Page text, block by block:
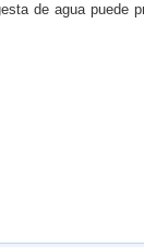
de agua puede